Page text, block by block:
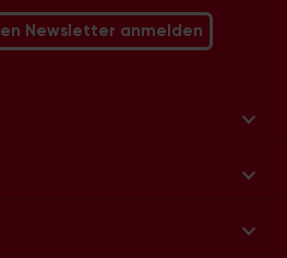
Newsletter anmelden